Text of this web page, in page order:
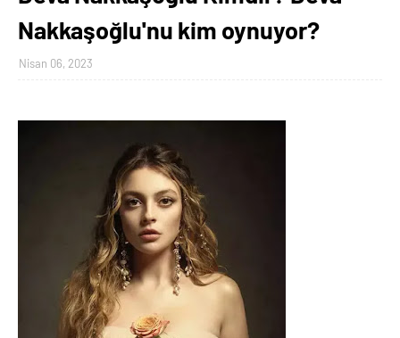
Nakkaşoğlu'nu kim oynuyor?
Nisan 06, 2023